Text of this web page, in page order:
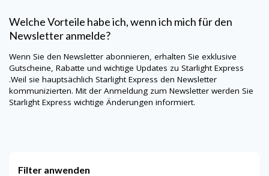
Welche Vorteile habe ich, wenn ich mich für den
Newsletter anmelde?
Wenn Sie den Newsletter abonnieren, erhalten Sie exklusive
Gutscheine, Rabatte und wichtige Updates zu Starlight Express
.Weil sie hauptsächlich Starlight Express den Newsletter
kommunizierten. Mit der Anmeldung zum Newsletter werden Sie
Starlight Express wichtige Änderungen informiert.
Filter anwenden